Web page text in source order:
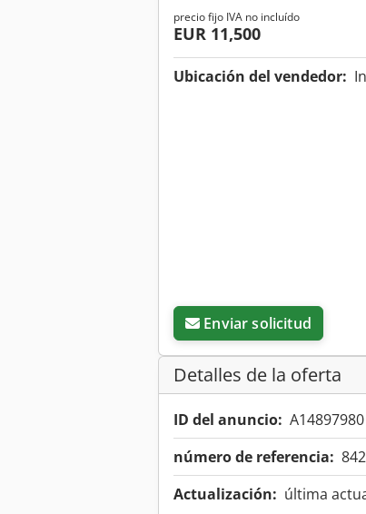
precio fijo IVA no incluído
EUR 11,500
Ubicación del vendedor:
Enviar solicitud
Detalles de la oferta
ID del anuncio: A14897980
número de referencia:
Actualización: última